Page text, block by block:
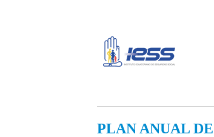
PLAN ANUAL